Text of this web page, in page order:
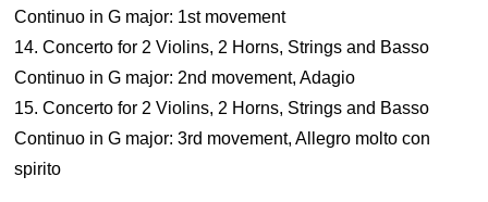
Continuo in G major: 1st movement
14. Concerto for 2 Violins, 2 Horns, Strings and Basso
Continuo in G major: 2nd movement, Adagio
15. Concerto for 2 Violins, 2 Horns, Strings and Basso
Continuo in G major: 3rd movement, Allegro molto con
spirito